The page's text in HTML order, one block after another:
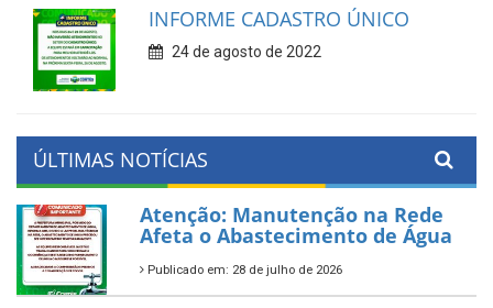
INFORME CADASTRO ÚNICO
24 de agosto de 2022
ÚLTIMAS NOTÍCIAS
Atenção: Manutenção na Rede
Afeta o Abastecimento de Água
Publicado em: 28 de julho de 2026